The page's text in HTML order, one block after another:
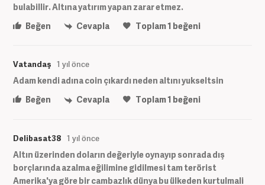
bulabillir. Altına yatırım yapan zarar etmez.
Beğen
Cevapla Toplam1 beğeni
Vatandaş 1 yıl önce
Adam kendi adına coin çıkardı neden altını yukseltsin
Beğen
Cevapla Toplam1 beğeni
Delibasat38 1 yıl önce
Altın üzerinden doların değeriyle oynayıp sonrada dış
borçlarında azalma eğilimine gidilmesi tam terörist
Amerika'ya göre bir cambazlık dünya bu ülkeden kurtulmali